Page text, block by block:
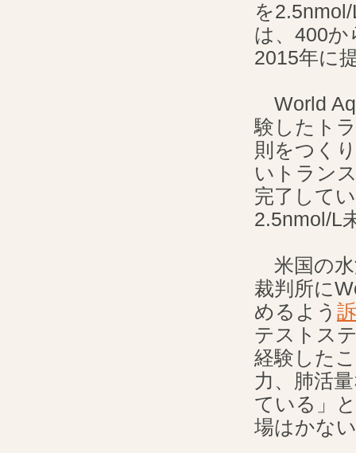
を
は、400か
2015年に
World
験したト
則をつく
いトラン
完了して
2.5nmol/L
米国の水
裁判所に
めるよう
テストス
経験した
力、肺活
ている」
場はかな